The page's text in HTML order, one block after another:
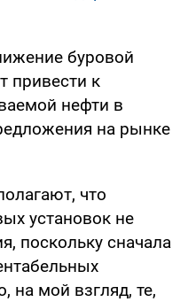
буровой
привести к
нефти в
на рынке
что
установок не
поскольку сначала
на мой взгляд, те,